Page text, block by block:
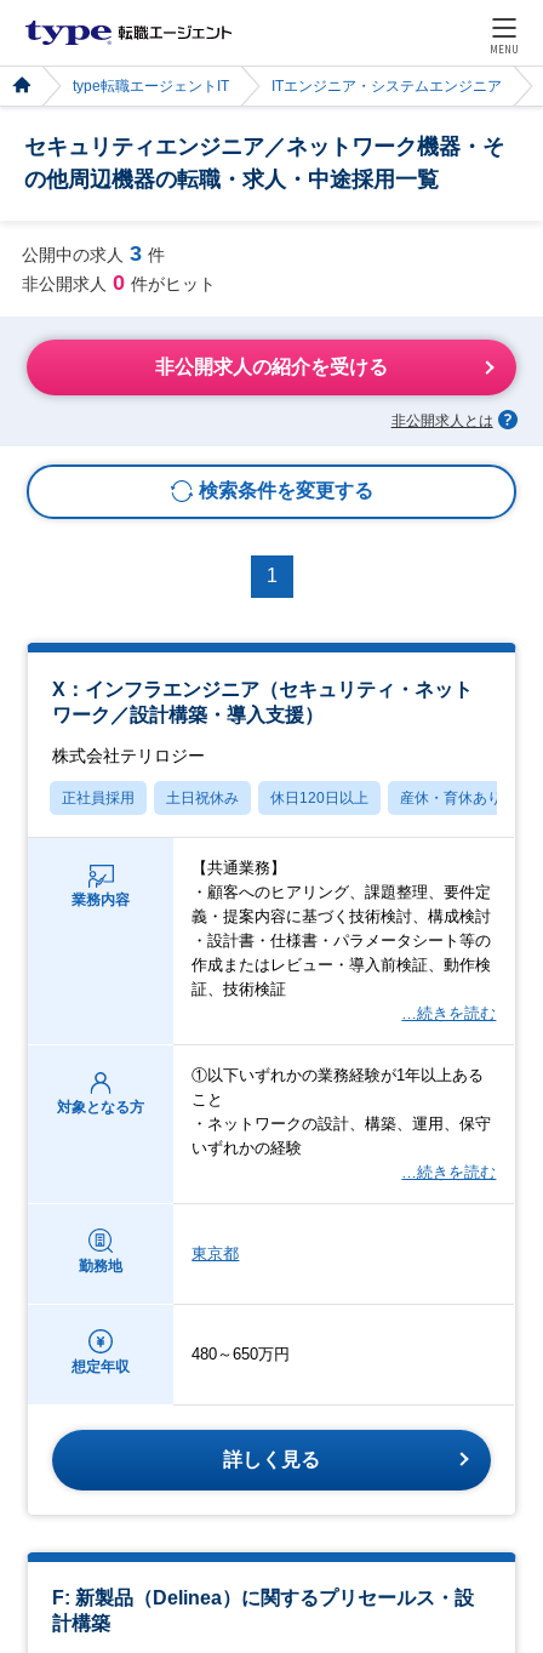
MENU
type転職エージェントIT ITエンジニア・システムエンジニア
セキュリティエンジニア／ネットワーク機器・そ
の他周辺機器の転職・求人・中途採用一覧
公開中の求人 3 件
非公開求人 0 件がヒット
非公開求人の紹介を受ける
非公開求人とは
検索条件を変更する
1
X：インフラエンジニア（セキュリティ・ネット
ワーク／設計構築・導入支援）
株式会社テリロジー
正社員採用 土日祝休み 休日120日以上 産休・育休あり
業務内容
【共通業務】
・顧客へのヒアリング、課題整理、要件定
義・提案内容に基づく技術検討、構成検討
・設計書・仕様書・パラメータシート等の
作成またはレビュー・導入前検証、動作検
証、技術検証
…続きを読む
対象となる方
①以下いずれかの業務経験が1年以上ある
こと
・ネットワークの設計、構築、運用、保守
いずれかの経験
…続きを読む
勤務地
東京都
想定年収
480～650万円
詳しく見る
F: 新製品（Delinea）に関するプリセールス・設
計構築